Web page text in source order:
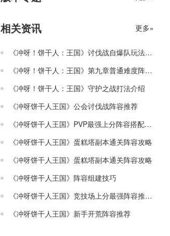
相关资讯 更多»
《冲呀！饼干人：王国》讨伐战自爆队玩法介绍
《冲呀！饼干人：王国》第九章普通难度阵容搭配攻略
《冲呀！饼干人：王国》守护之战打法介绍
《冲呀饼干人王国》公会讨伐战阵容推荐
《冲呀饼干人王国》PVP最强上分阵容搭配攻略
《冲呀饼干人王国》蛋糕塔副本通关阵容攻略
《冲呀饼干人王国》蛋糕塔副本通关阵容攻略
《冲呀饼干人王国》阵容组建技巧
《冲呀饼干人王国》竞技场上分最强阵容推荐攻略
《冲呀饼干人王国》新手开荒阵容推荐